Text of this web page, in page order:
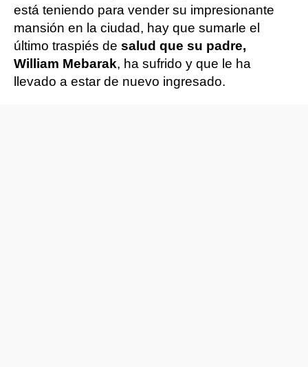
está teniendo para vender su impresionante
mansión en la ciudad, hay que sumarle el
último traspiés de salud que su padre,
William Mebarak, ha sufrido y que le ha
llevado a estar de nuevo ingresado.